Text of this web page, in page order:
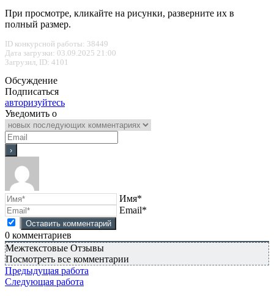
При просмотре, кликайте на рисунки, разверните их в
полный размер.
ID конкурсной работы: 38449
Дата загрузки: 03.09.2025 21:00
Загрузил, ID: 4101
Обсуждение
Подписаться
авторизуйтесь
Уведомить о
Имя*
Email*
0 комментариев
Межтекстовые Отзывы
Посмотреть все комментарии
Предыдущая работа
Следующая работа